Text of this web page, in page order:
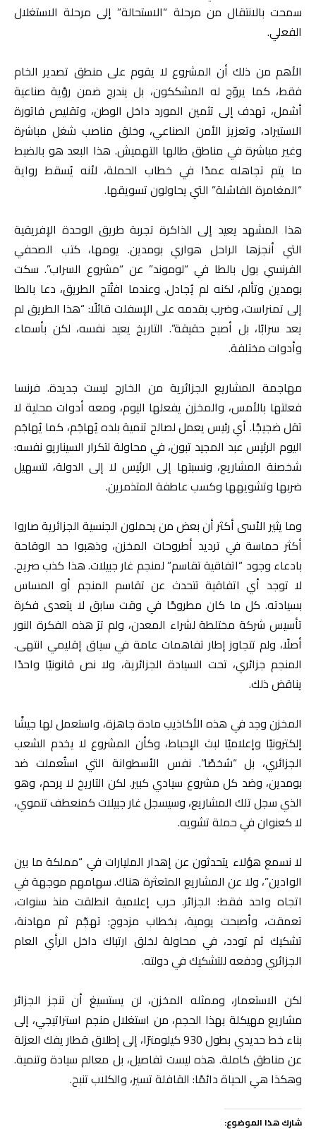
سمحت بالانتقال من مرحلة “الاستحالة” إلى مرحلة الاستغلال
الفعلي.
الأهم من ذلك أن المشروع لا يقوم على منطق تصدير الخام
فقط، كما يروّج له المشككون، بل يندرج ضمن رؤية صناعية
أشمل، تهدف إلى تثمين المورد داخل الوطن، وتقليص فاتورة
الاستيراد، وتعزيز الأمن الصناعي، وخلق مناصب شغل مباشرة
وغير مباشرة في مناطق طالها التهميش. هذا البعد هو بالضبط
ما يتم تجاهله عمدًا في خطاب الحملة، لأنه يُسقط رواية
“المغامرة الفاشلة” التي يحاولون تسويقها.
هذا المشهد يعيد إلى الذاكرة تجربة طريق الوحدة الإفريقية
التي أنجزها الراحل هواري بومدين. يومها، كتب الصحفي
الفرنسي بول بالطا في “لوموند” عن “مشروع السراب”. سكت
بومدين وتألم، لكنه لم يُجادل. وعندما افتُتح الطريق، دعا بالطا
إلى تمنراست، وضرب بقدمه على الإسفلت قائلًا: “هذا الطريق لم
يعد سرابًا، بل أصبح حقيقة”. التاريخ يعيد نفسه، لكن بأسماء
وأدوات مختلفة.
مهاجمة المشاريع الجزائرية من الخارج ليست جديدة. فرنسا
فعلتها بالأمس، والمخزن يفعلها اليوم، ومعه أدوات محلية لا
تقل ضجيجًا. أي رئيس يعمل لصالح تنمية بلده يُهاجَم، كما يُهاجَم
اليوم الرئيس عبد المجيد تبون، في محاولة لتكرار السيناريو نفسه:
شخصنة المشاريع، ونسبتها إلى الرئيس لا إلى الدولة، لتسهيل
ضربها وتشويهها وكسب عاطفة المتذمرين.
وما يثير الأسى أكثر أن بعض من يحملون الجنسية الجزائرية صاروا
أكثر حماسة في ترديد أطروحات المخزن، وذهبوا حد الوقاحة
بادعاء وجود “اتفاقية تقاسم” لمنجم غار جبيلات. هذا كذب صريح.
لا توجد أي اتفاقية تتحدث عن تقاسم المنجم أو المساس
بسيادته. كل ما كان مطروحًا في وقت سابق لا يتعدى فكرة
تأسيس شركة مختلطة لشراء المعدن، ولم ترَ هذه الفكرة النور
أصلًا، ولم تتجاوز إطار تفاهمات عامة في سياق إقليمي انتهى.
المنجم جزائري، تحت السيادة الجزائرية، ولا نص قانونيًا واحدًا
يناقض ذلك.
المخزن وجد في هذه الأكاذيب مادة جاهزة، واستعمل لها جيشًا
إلكترونيًا وإعلاميًا لبث الإحباط، وكأن المشروع لا يخدم الشعب
الجزائري، بل “شخصًا”. نفس الأسطوانة التي استُعملت ضد
بومدين، وضد كل مشروع سيادي كبير. لكن التاريخ لا يرحم، وهو
الذي سجل تلك المشاريع، وسيسجل غار جبيلات كمنعطف تنموي،
لا كعنوان في حملة تشويه.
لا نسمع هؤلاء يتحدثون عن إهدار المليارات في “مملكة ما بين
الوادين”، ولا عن المشاريع المتعثرة هناك. سهامهم موجهة في
اتجاه واحد فقط: الجزائر. حرب إعلامية انطلقت منذ سنوات،
تعمقت، وأصبحت يومية، بخطاب مزدوج: تهجّم ثم مهادنة،
تشكيك ثم تودد، في محاولة لخلق ارتباك داخل الرأي العام
الجزائري ودفعه للتشكيك في دولته.
لكن الاستعمار، وممثله المخزن، لن يستسيغ أن تنجز الجزائر
مشاريع مهيكلة بهذا الحجم، من استغلال منجم استراتيجي، إلى
بناء خط حديدي بطول 930 كيلومترًا، إلى إطلاق قطار يفك العزلة
عن مناطق كاملة. هذه ليست تفاصيل، بل معالم سيادة وتنمية.
وهكذا هي الحياة دائمًا: القافلة تسير، والكلاب تنبح.
شارك هذا الموضوع: